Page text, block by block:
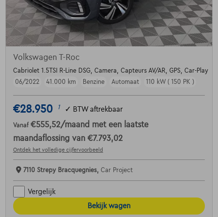
Volkswagen T-Roc
Cabriolet 1.5TSI R-Line DSG, Camera, Capteurs AV/AR, GPS, Car-Play
06/2022
41.000 km Benzine Automaat 110 kW ( 150 PK )
€28.950 1 ✓ BTW aftrekbaar
Vanaf €555,52/maand met een laatste
maandaflossing van €7.793,02
Ontdek het volledige cijfervoorbeeld
7110 Strepy Bracquegnies, Car Project
Vergelijk
Bekijk wagen